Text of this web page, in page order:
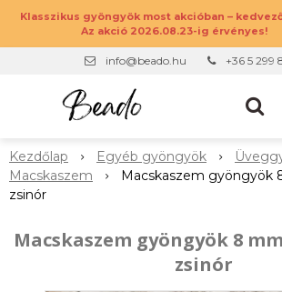
Klasszikus gyöngyök most akcióban –
Az akció 2026.08.23-ig érvényes!
info@beado.hu +36 5 299
Kezdőlap Egyéb gyöngyök
Macskaszem
Macskaszem gyöngyök
zsinór
Macskaszem gyöngyök 8
zsinór